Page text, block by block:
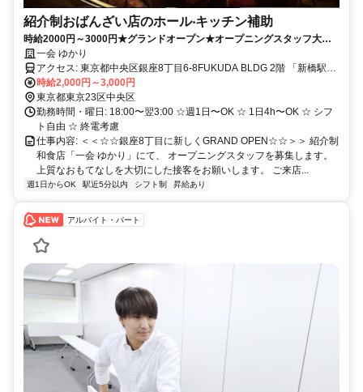
紹介制おばんざい店のホール‧キッチン補助
時給2000円～3000円★グランドオープン★オープニングスタッフ大募
集！未経験でも大丈夫♪
一会 ゆかり
アクセス: 東京都中央区銀座8丁目6-8FUKUDA BLDG 2階 「新橋駅」
徒歩3分 「銀座駅」徒歩9分
時給2,000円～3,000円
東京都東京23区中央区
勤務時間・曜日: 18:00〜翌3:00 ☆週1⽇〜OK ☆ 1⽇4h〜OK ☆ シフ
ト⾃由 ☆ 終電考慮
仕事内容: ＜＜☆☆銀座8丁目に新しくGRAND OPEN☆☆＞＞ 紹介制
和食店「一会 ゆかり」にて、 オープニングスタッフを募集します。
上質なおもてなしを大切にした接客をお願いします。 ご来店...
週1日からOK 駅近5分以内 シフト制 昇給あり
アルバイト・パート